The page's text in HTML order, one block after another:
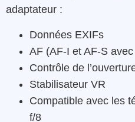
adaptateur :
Données EXIFs
AF (AF-I et AF-S
Contrôle de
Stabilisateur VR
Compatible avec les
f/8